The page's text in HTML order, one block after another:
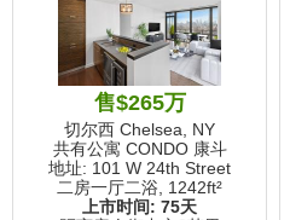
售$265万
切尔西 Chelsea, NY
共有公寓 CONDO 康斗
地址: 101 W 24th Street
二房一厅二浴, 1242ft²
上市时间: 75天